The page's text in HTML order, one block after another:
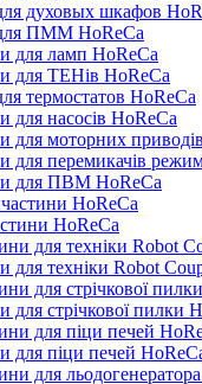
духовых шкафов
ПММ HoReCa
для ламп HoReCa
для ТЕНів HoReCa
термостатов HoReCa
для насосів HoReCa
для моторних
для перемикачів
для ПВМ HoReCa
HoReCa
для техніки Robot
для стрічкової пилки
для піци печей